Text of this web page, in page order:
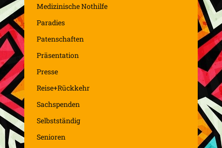
Medizinische Nothilfe
Paradies
Patenschaften
Präsentation
Presse
Reise+Rückkehr
Sachspenden
Selbstständig
Senioren